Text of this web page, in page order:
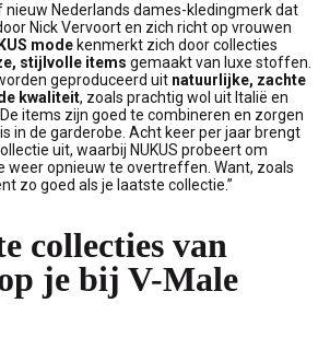
nieuw Nederlands dames-kledingmerk dat
Nick Vervoort en zich richt op vrouwen
mode kenmerkt zich door collecties
stijlvolle items gemaakt van luxe stoffen.
geproduceerd uit natuurlijke, zachte
kwaliteit, zoals prachtig wol uit Italië en
items zijn goed te combineren en zorgen
in de garderobe. Acht keer per jaar brengt
uit, waarbij NUKUS probeert om
weer opnieuw te overtreffen. Want, zoals
zo goed als je laatste collectie.”
collecties van
je bij V-Male